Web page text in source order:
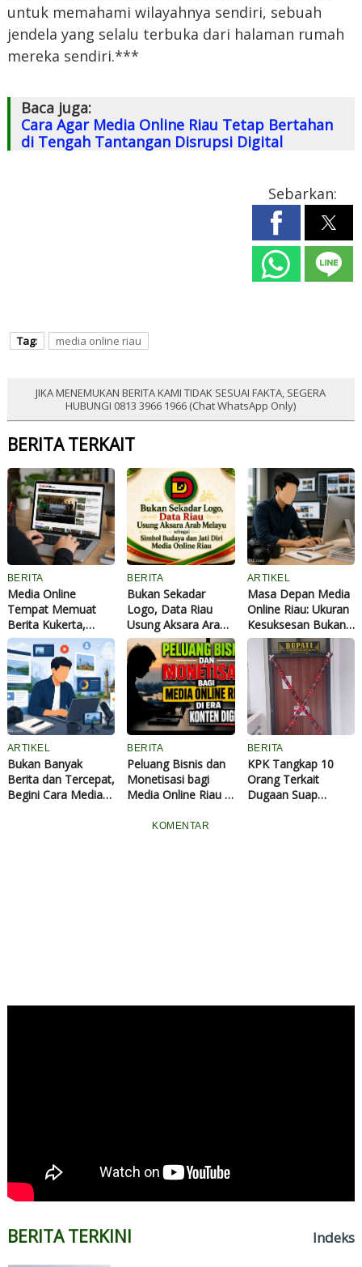
untuk memahami wilayahnya sendiri, sebuah
jendela yang selalu terbuka dari halaman rumah
mereka sendiri.***
Baca juga:
Cara Agar Media Online Riau Tetap Bertahan
di Tengah Tantangan Disrupsi Digital
Sebarkan:
Tag: media online riau
JIKA MENEMUKAN BERITA KAMI TIDAK SESUAI FAKTA, SEGERA
HUBUNGI 0813 3966 1966 (Chat WhatsApp Only)
BERITA TERKAIT
BERITA
Media Online
Tempat Memuat
Berita Kukerta,
Ribuan Artikel
Mahasiswa Tayang
di Data Riau
BERITA
Bukan Sekadar
Logo, Data Riau
Usung Aksara Arab
Melayu sebagai
Simbol Budaya dan
Jati Diri Media
Online Riau
ARTIKEL
Masa Depan Media
Online Riau: Ukuran
Kesuksesan Bukan
Lagi Banyak
Pembaca dan
Jumlah Berita
ARTIKEL
Bukan Banyak
Berita dan Tercepat,
Begini Cara Media
BERITA
Peluang Bisnis dan
Monetisasi bagi
Media Online Riau di
BERITA
KPK Tangkap 10
Orang Terkait
Dugaan Suap
KOMENTAR
BERITA TERKINI Indeks